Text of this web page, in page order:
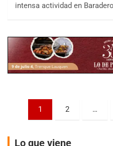
intensa actividad en
Paginación
entradas
1 2 …
Lo que viene
IAME SERIES ARGENTINA 6
KDO - F6
Ciudad de Trenque Lauquen (Asfalto)
Trenque Lauquen (Buenos Aires)
Villaguay (Entre Ríos)
VICTORIENSE - F7
Victoria (Entre Ríos)